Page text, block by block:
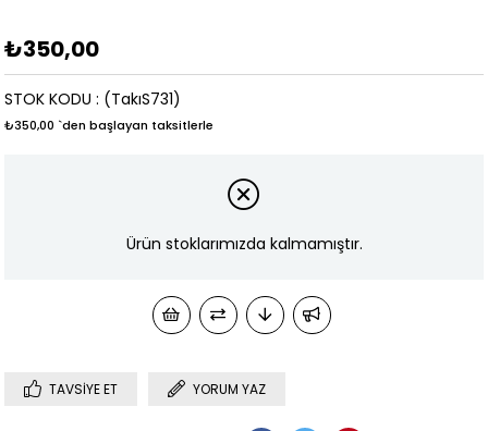
₺350,00
(TakıS731)
STOK KODU
₺350,00 `den başlayan taksitlerle
Ürün stoklarımızda kalmamıştır.
TAVSIYE ET YORUM YAZ